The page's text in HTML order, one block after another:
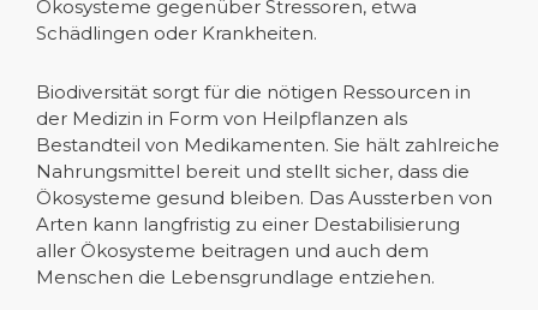
Ökosysteme gegenüber Stressoren, etwa
Schädlingen oder Krankheiten.
Biodiversität sorgt für die nötigen Ressourcen in
der Medizin in Form von Heilpflanzen als
Bestandteil von Medikamenten. Sie hält zahlreiche
Nahrungsmittel bereit und stellt sicher, dass die
Ökosysteme gesund bleiben. Das Aussterben von
Arten kann langfristig zu einer Destabilisierung
aller Ökosysteme beitragen und auch dem
Menschen die Lebensgrundlage entziehen.